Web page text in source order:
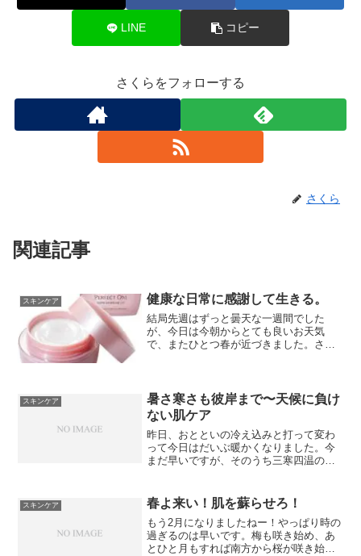
LINE コピー
さくらをフォローする
さくら
関連記事
スキンケア 健康な日常に感謝して生きる。
結局先週はずっと曇天な一週間でした
が、今日は今朝からとても良いお天気
で、またひとつ春が近づきました。さ
^^）この時期テレビを見てい...
スキンケア
暑さ寒さも彼岸まで〜天候に負け
ない肌ケア
昨日、おとといの冷え込みと打って変わ
って今日はだいぶ暖かくなりました。今
まだ早いですが、そのうち三寒四温の時
の間にか梅が咲き、桜の咲く季節へと移
り変わっていきます...
スキンケア 春よ来い！ 肌を蘇らせろ！
もう2月になりましたねー！やっぱり時の
過ぎるのは早いです。梅も咲き始め、あ
とひと月もすれば南方から桜が咲き始め